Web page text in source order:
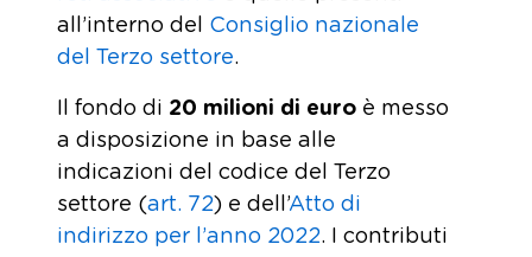
all’interno del Consiglio nazionale
del Terzo settore.
Il fondo di 20 milioni di euro è messo
a disposizione in base alle
indicazioni del codice del Terzo
settore (art. 72) e dell’Atto di
indirizzo per l’anno 2022. I contributi